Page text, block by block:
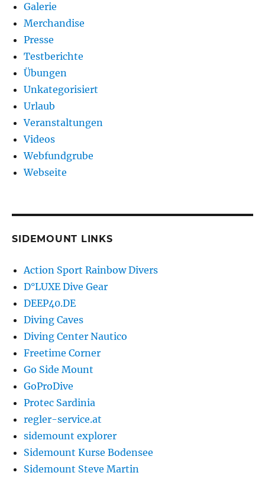
Galerie
Merchandise
Presse
Testberichte
Übungen
Unkategorisiert
Urlaub
Veranstaltungen
Videos
Webfundgrube
Webseite
SIDEMOUNT LINKS
Action Sport Rainbow Divers
D°LUXE Dive Gear
DEEP40.DE
Diving Caves
Diving Center Nautico
Freetime Corner
Go Side Mount
GoProDive
Protec Sardinia
regler-service.at
sidemount explorer
Sidemount Kurse Bodensee
Sidemount Steve Martin